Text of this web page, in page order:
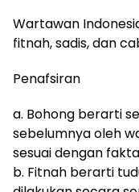
Wartawan
fitnah, sadis, dan
Penafsiran
a. Bohong berarti
sebelumnya oleh
sesuai dengan
b. Fitnah berarti